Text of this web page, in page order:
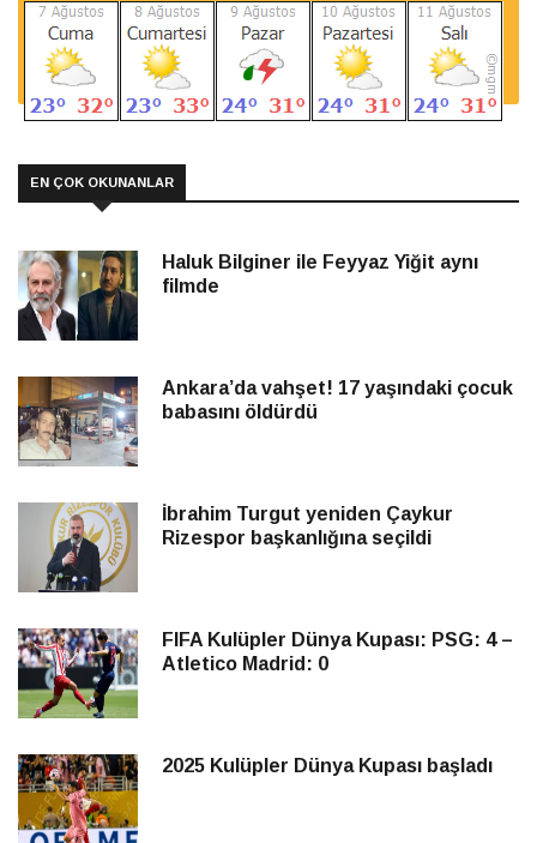
EN ÇOK OKUNANLAR
Haluk Bilginer ile Feyyaz Yiğit aynı
filmde
Ankara’da vahşet! 17 yaşındaki çocuk
babasını öldürdü
İbrahim Turgut yeniden Çaykur
Rizespor başkanlığına seçildi
FIFA Kulüpler Dünya Kupası: PSG: 4 –
Atletico Madrid: 0
2025 Kulüpler Dünya Kupası başladı